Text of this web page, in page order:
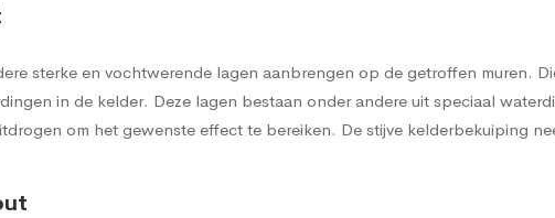
sterke en vochtwerende lagen aanbrengen op de getroffen muren.
in de kelder. Deze lagen bestaan onder andere uit speciaal
om het gewenste effect te bereiken. De stijve kelderbekuiping